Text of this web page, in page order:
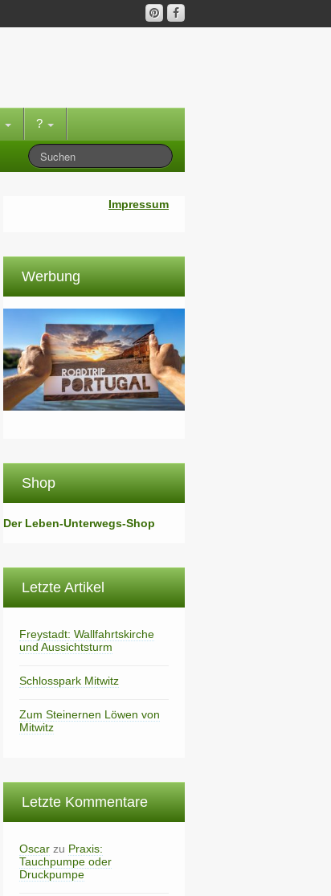
?
Impressum
Werbung
Shop
Der Leben-Unterwegs-Shop
Letzte Artikel
Freystadt: Wallfahrtskirche
und Aussichtsturm
Schlosspark Mitwitz
Zum Steinernen Löwen von
Mitwitz
Letzte Kommentare
Oscarzu Praxis:
Tauchpumpe oder
Druckpumpe